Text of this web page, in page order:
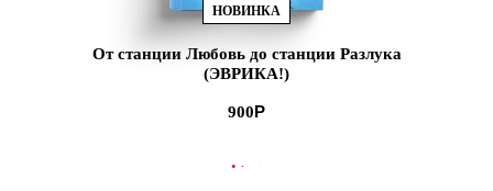
НОВИНКА
От станции Любовь до станции Разлука
(ЭВРИКА!)
900
В КОРЗИНУ